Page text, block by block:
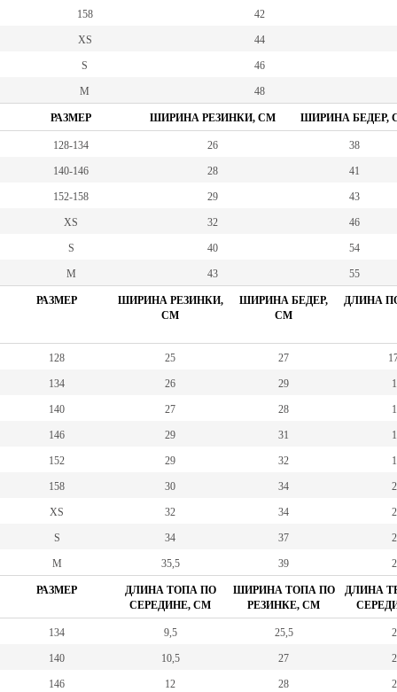
158 42
XS 44
S 46
M 48
РАЗМЕР ШИРИНА РЕЗИНКИ, СМ ШИРИНА БЕДЕР,
128-134 26 38
140-146 28 41
152-158 29 43
XS 32 46
S 40 54
M 43 55
РАЗМЕР
ШИРИНА РЕЗИНКИ,
СМ
ШИРИНА БЕДЕР,
СМ
ДЛИНА
128 25 27
134 26 29
140 27 28
146 29 31
152 29 32
158 30 34
XS 32 34
S 34 37
M 35,5 39
РАЗМЕР
ДЛИНА ТОПА ПО
СЕРЕДИНЕ, СМ
ШИРИНА ТОПА ПО
РЕЗИНКЕ, СМ
ДЛИНА
134 9,5 25,5
140 10,5 27
146 12 28